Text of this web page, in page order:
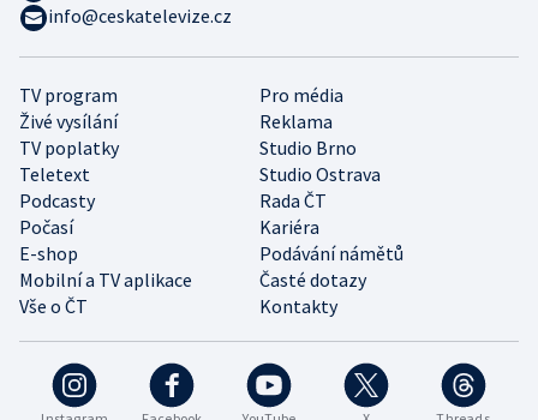
TV program
Pro média
Živé vysílání
Reklama
TV poplatky
Studio Brno
Teletext
Studio Ostrava
Podcasty
Rada ČT
Počasí
Kariéra
E-shop
Podávání námětů
Mobilní a TV aplikace
Časté dotazy
Vše o ČT
Kontakty
info@ceskatelevize.cz